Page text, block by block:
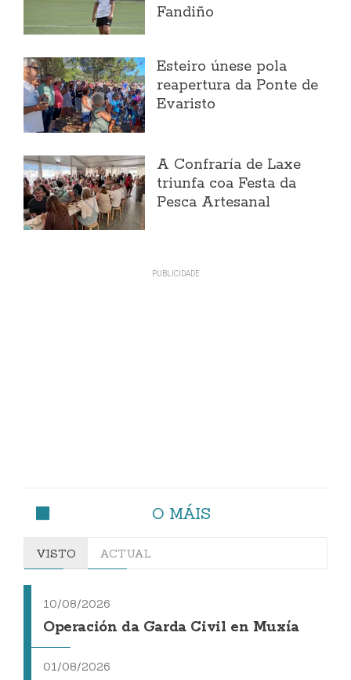
Fandiño
Esteiro únese pola
reapertura da Ponte de
Evaristo
A Confraría de Laxe
triunfa coa Festa da
Pesca Artesanal
O MÁIS
VISTO ACTUAL
10/08/2026
Operación da Garda Civil en Muxía
01/08/2026